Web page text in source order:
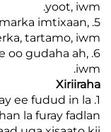
yoot, iwm.
marka imtixaan,
tartamo, iwm.
oo gudaha ah,
iwm.
Xiriiraha
ee fudud in la
la furay fadlan